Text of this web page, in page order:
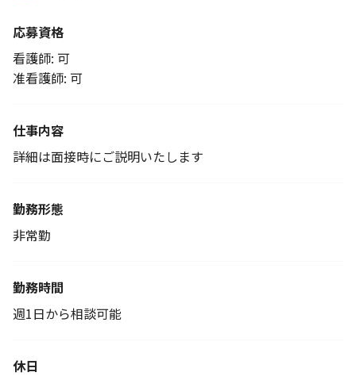
応募資格
看護師: 可
准看護師: 可
仕事内容
詳細は面接時にご説明いたします
勤務形態
非常勤
勤務時間
週1日から相談可能
休日